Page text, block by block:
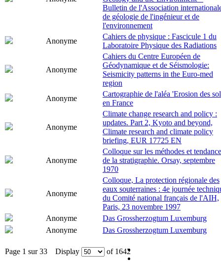
Bulletin de l'Association
de géologie de l'ingénieur et de
l'environnement
Anonyme
Cahiers de physique : Fascicule 1 du
Laboratoire Physique des Radiations
Anonyme
Cahiers du Centre Européen de
Géodynamique et de Séismologie:
Seismicity patterns in the Euro-med
region
Anonyme
Cartographie de l'aléa 'Erosion des
en France
Anonyme
Climate change research and policy :
updates. Part 2, Kyoto and beyond,
Climate research and climate policy
briefing, EUR 17725 EN
Anonyme
Colloque sur les méthodes et
de la stratigraphie. Orsay, septembre
1970
Anonyme
Colloque, La protection régionale des
eaux souterraines : 4e journée
du Comité national français de l'AIH,
Paris, 23 novembre 1997
Anonyme
Das Grossherzogtum Luxemburg
Anonyme
Das Grossherzogtum Luxemburg
Page 1 sur 33 Display
of 1642